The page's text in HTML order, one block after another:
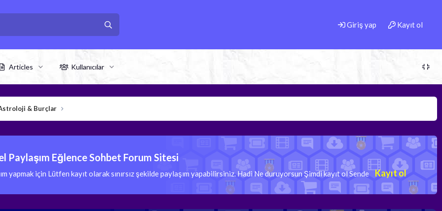
Giriş yap Kayıt ol
Articles Kullanıcılar
& Burçlar
Paylaşım Eğlence Sohbet Forum Sitesi
yapmak için Lütfen kayıt olarak sınırsız şekilde paylaşım yapabilirsiniz. Hadi Ne duruyorsun Şimdi kayıt ol Sende Kayıt ol